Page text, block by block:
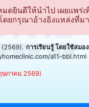
ดยินดีให้นำไป เผยแพร่
ดยกรุณาอ้างอิงแหล่งที่มา
(2569). การเรียนรู้ โดยใช้สมอ
a11-bbl.html
ภาคม 2569)